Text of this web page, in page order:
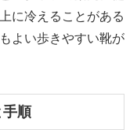
に冷えることがある
よい歩きやすい靴が
順